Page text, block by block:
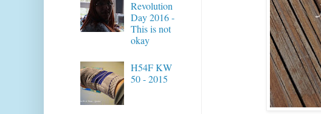
Revolution
Day 2016 -
This is not
okay
H54F KW
50 - 2015